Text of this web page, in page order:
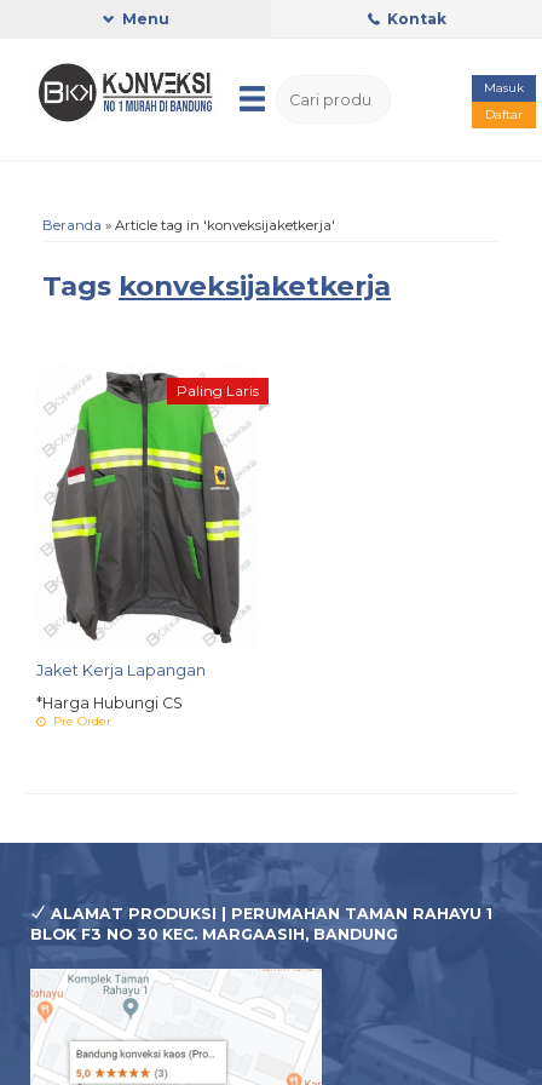
Menu Kontak
Masuk
Daftar
Beranda » Article tag in 'konveksijaketkerja'
Tags konveksijaketkerja
Paling Laris
Jaket Kerja Lapangan
*Harga Hubungi CS
Pre Order
ALAMAT PRODUKSI | PERUMAHAN TAMAN RAHAYU 1
BLOK F3 NO 30 KEC. MARGAASIH, BANDUNG